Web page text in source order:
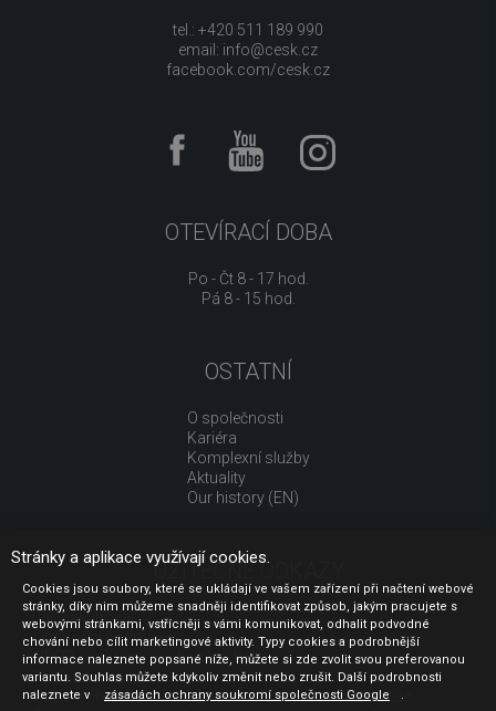
tel.: +420 511 189 990
email: info@cesk.cz
facebook.com/cesk.cz
OTEVÍRACÍ DOBA
Po - Čt 8 - 17 hod.
Pá 8 - 15 hod.
OSTATNÍ
O společnosti
Kariéra
Komplexní služby
Aktuality
Our history (EN)
UŽITEČNÉ ODKAZY
Jak nakupovat
Obchodní podmínky
GDPR - ochrana osobních údajů
Profil zadavatele
Sdělení před uzavřením kupní smlouvy pro spotřebitele
Stránky a aplikace využívají cookies.
Cookies jsou soubory, které se ukládají ve vašem zařízení při načtení webové
stránky, díky nim můžeme snadněji identifikovat způsob, jakým pracujete s
webovými stránkami, vstřícněji s vámi komunikovat, odhalit podvodné
chování nebo cílit marketingové aktivity. Typy cookies a podrobnější
informace naleznete popsané níže, můžete si zde zvolit svou preferovanou
variantu. Souhlas můžete kdykoliv změnit nebo zrušit. Další podrobnosti
naleznete v
zásadách ochrany soukromí společnosti Google .